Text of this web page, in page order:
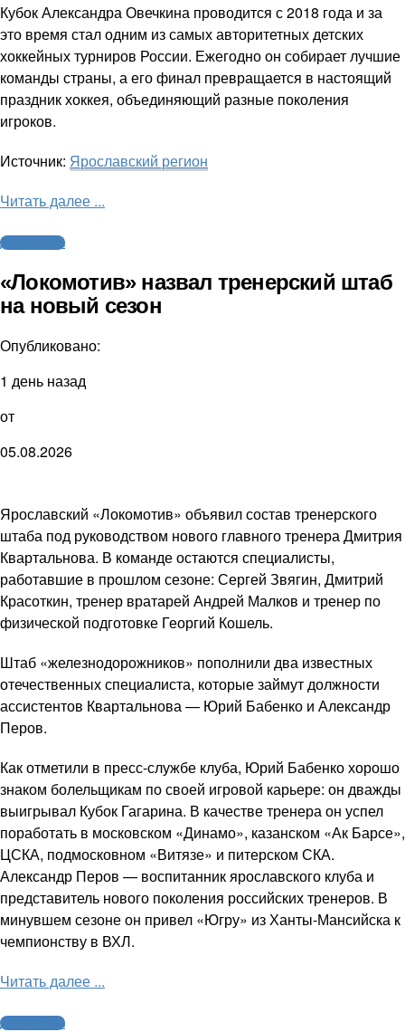
Кубок Александра Овечкина проводится с 2018 года и за
это время стал одним из самых авторитетных детских
хоккейных турниров России. Ежегодно он собирает лучшие
команды страны, а его финал превращается в настоящий
праздник хоккея, объединяющий разные поколения
игроков.
Источник: Ярославский регион
Читать далее ...
Другие виды
«Локомотив» назвал тренерский штаб
на новый сезон
Опубликовано:
1 день назад
от
05.08.2026
Ярославский «Локомотив» объявил состав тренерского
штаба под руководством нового главного тренера Дмитрия
Квартальнова. В команде остаются специалисты,
работавшие в прошлом сезоне: Сергей Звягин, Дмитрий
Красоткин, тренер вратарей Андрей Малков и тренер по
физической подготовке Георгий Кошель.
Штаб «железнодорожников» пополнили два известных
отечественных специалиста, которые займут должности
ассистентов Квартальнова — Юрий Бабенко и Александр
Перов.
Как отметили в пресс-службе клуба, Юрий Бабенко хорошо
знаком болельщикам по своей игровой карьере: он дважды
выигрывал Кубок Гагарина. В качестве тренера он успел
поработать в московском «Динамо», казанском «Ак Барсе»,
ЦСКА, подмосковном «Витязе» и питерском СКА.
Александр Перов — воспитанник ярославского клуба и
представитель нового поколения российских тренеров. В
минувшем сезоне он привел «Югру» из Ханты-Мансийска к
чемпионству в ВХЛ.
Читать далее ...
Другие виды